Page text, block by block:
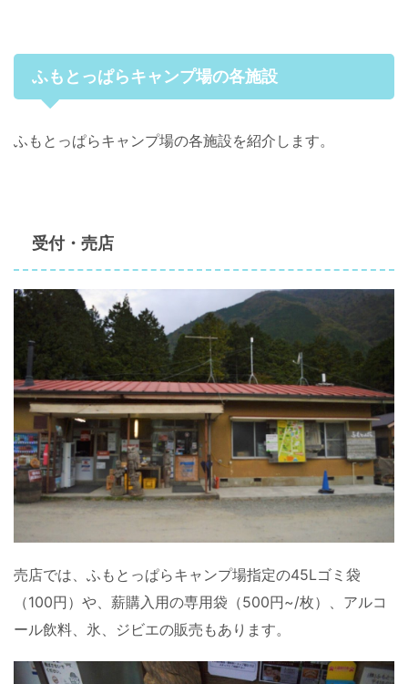
ふもとっぱらキャンプ場の各施設
ふもとっぱらキャンプ場の各施設を紹介します。
受付・売店
売店では、ふもとっぱらキャンプ場指定の45Lゴミ袋
（100円）や、薪購入用の専用袋（500円~/枚）、アルコ
ール飲料、氷、ジビエの販売もあります。